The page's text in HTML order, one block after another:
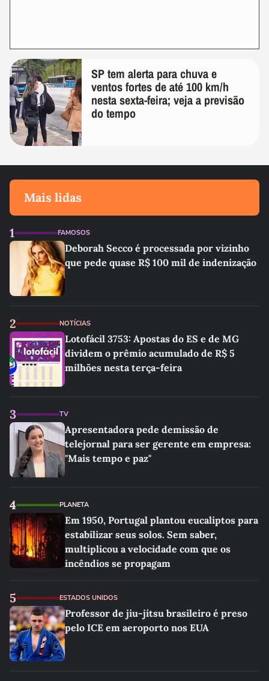
SP tem alerta para chuva e
ventos fortes de até 100 km/h
nesta sexta-feira; veja a previsão
do tempo
Mais lidas
1 FAMOSOS
Deborah Secco é processada por vizinho
que pede quase R$ 100 mil de indenização
2 NOTÍCIAS
Lotofácil 3753: Apostas do ES e de MG
dividem o prêmio acumulado de R$ 5
milhões nesta terça-feira
3 TV
Apresentadora pede demissão de
telejornal para ser gerente em empresa:
"Mais tempo e paz"
4 PLANETA
Em 1950, Portugal plantou eucaliptos para
estabilizar seus solos. Sem saber,
multiplicou a velocidade com que os
incêndios se propagam
5 ESTADOS UNIDOS
Professor de jiu-jítsu brasileiro é preso
pelo ICE em aeroporto nos EUA